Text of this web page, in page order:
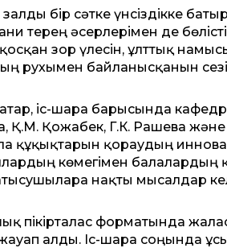
бір сәтке үнсіздікке
терең әсерлерімен де
зор үлесін, ұлттық
рухымен байланысқанын
іс-шара барысында
Қ.М. Қожабек, Г.К. Рашева
құқықтарын қорғаудың
көмегімен балалардың
нақты мысалдар
пікірталас форматында
жауап алды. Іс-шара соңында